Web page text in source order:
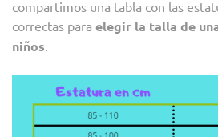
compartimos una tabla con las
correctas para elegir la talla de
niños.